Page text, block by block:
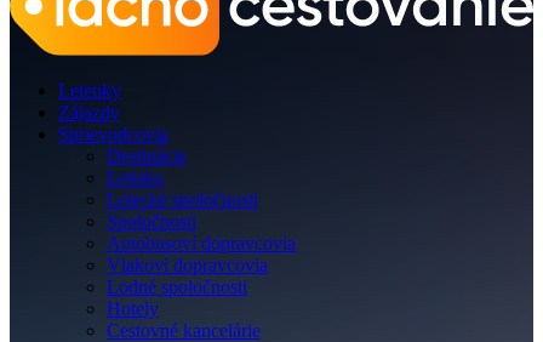
Letenky
Zájazdy
Sprievodcovia
Destinácie
Letisko
Letecké spoločnosti
Spoločnosti
Autobusoví dopravcovia
Vlakoví dopravcovia
Lodné spoločnosti
Hotely
Cestovné kancelárie